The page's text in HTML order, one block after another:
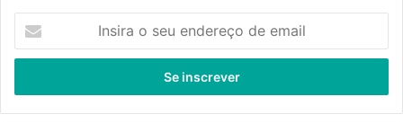
seu
de
email